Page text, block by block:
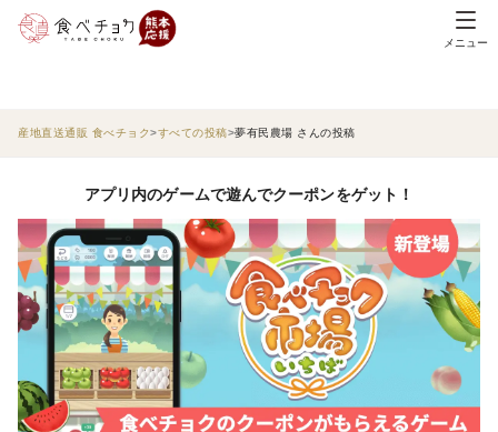
メニュー
産地直送通販 食べチョク すべての投稿 夢有民農場 さんの投稿
アプリ内のゲームで遊んでクーポンをゲット！